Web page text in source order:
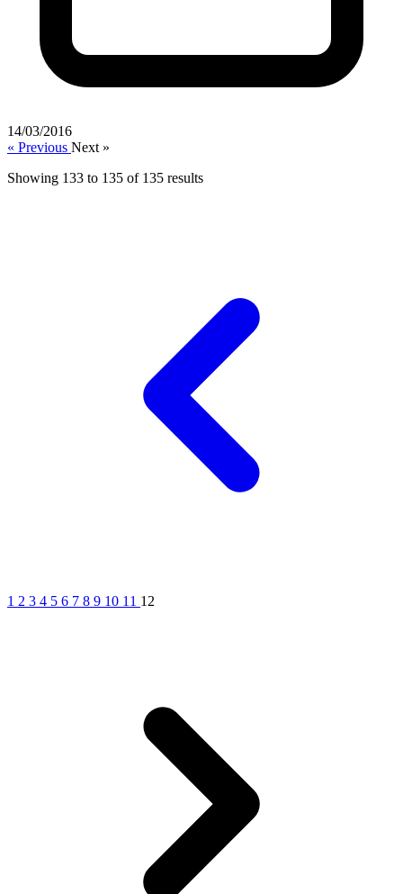
14/03/2016
« Previous Next »
Showing 133 to 135 of 135 results
1 2 3 4 5 6 7 8 9 10 11 12